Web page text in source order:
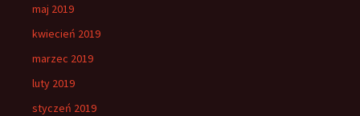
maj 2019
kwiecień 2019
marzec 2019
luty 2019
styczeń 2019